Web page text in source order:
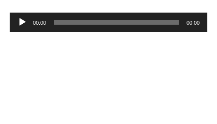
Lecteur
audio
00:00 00:00